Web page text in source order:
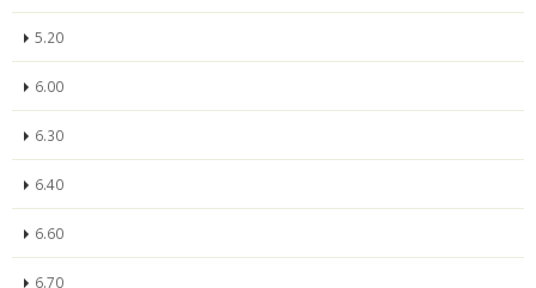
5.20
6.00
6.30
6.40
6.60
6.70